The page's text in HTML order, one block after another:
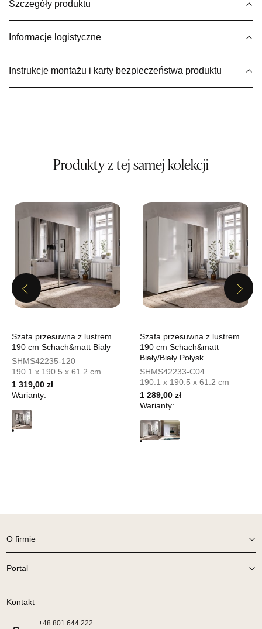
Nr tel.502668736
Adres e-mail:pph.catrin@wp.pl
Godziny otwarcia
SALON MEBLOWY MEBLE EXPO
76-200 SŁUPSK
Nr tel.
606350240
Adres e-mail:salon@mebleexpo.com.pl
Godziny otwarcia
Pn-Pt: 10:00-18:00, Sb: 10:00-15:00
159,00 zł
Wybierz
SALON MEBLOWY MEBLOSTYL
Salon meblowy
UL.PIONIERÓW 44
66-600 KROSNO ODRZAŃSKIE
Nr tel.
meblostyl01@op.pl
Godziny otwarcia
Pn-Pt: 09:00-17:00, Sb: 09:00-14:00
UL.KILIŃSZCZAKÓW 43
78-600 WAŁCZ
Nr tel.
Pn-Pt: 10:00-18:00, Sb: 10:00-14:00
Szczegóły produktu
Informacje logistyczne
Instrukcje montażu i karty bezpieczeństwa produktu
Produkty z tej samej kolekcji
Previous
Szafa przesuwna z lustrem
190 cm Schach&matt Biały
SHMS42235-120
190.1 x 190.5 x 61.2 cm
1 319,00 zł
Warianty:
Szafa przesuwna z lustrem
190 cm Schach&matt
Biały/Biały Połysk
SHMS42233-C04
190.1 x 190.5 x 61.2 cm
1 289,00 zł
Warianty:
Next
O firmie
Portal
Kontakt
+48 801 644 222